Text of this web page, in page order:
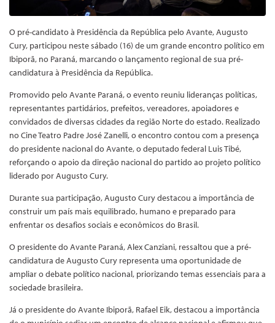
O pré-candidato à Presidência da República pelo Avante, Augusto
Cury, participou neste sábado (16) de um grande encontro político em
Ibiporã, no Paraná, marcando o lançamento regional de sua pré-
candidatura à Presidência da República.
Promovido pelo Avante Paraná, o evento reuniu lideranças políticas,
representantes partidários, prefeitos, vereadores, apoiadores e
convidados de diversas cidades da região Norte do estado. Realizado
no Cine Teatro Padre José Zanelli, o encontro contou com a presença
do presidente nacional do Avante, o deputado federal Luis Tibé,
reforçando o apoio da direção nacional do partido ao projeto político
liderado por Augusto Cury.
Durante sua participação, Augusto Cury destacou a importância de
construir um país mais equilibrado, humano e preparado para
enfrentar os desafios sociais e econômicos do Brasil.
O presidente do Avante Paraná, Alex Canziani, ressaltou que a pré-
candidatura de Augusto Cury representa uma oportunidade de
ampliar o debate político nacional, priorizando temas essenciais para a
sociedade brasileira.
Já o presidente do Avante Ibiporã, Rafael Eik, destacou a importância